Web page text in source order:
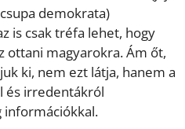
demokrata)
is csak tréfa lehet, hogy
ottani magyarokra. Ám őt,
ki, nem ezt látja, hanem a
és irredentákról
információkkal.